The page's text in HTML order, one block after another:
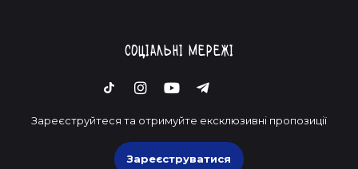
Соціальні мережі
Зареєструйтеся та отримуйте ексклюзивні пропозиції
Зареєструватися